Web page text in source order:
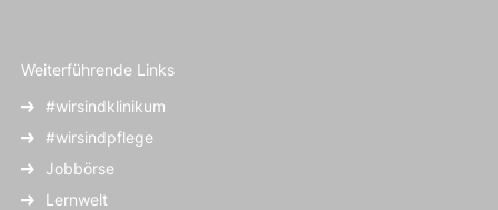
Weiterführende Links
#wirsindklinikum
#wirsindpflege
Jobbörse
Lernwelt